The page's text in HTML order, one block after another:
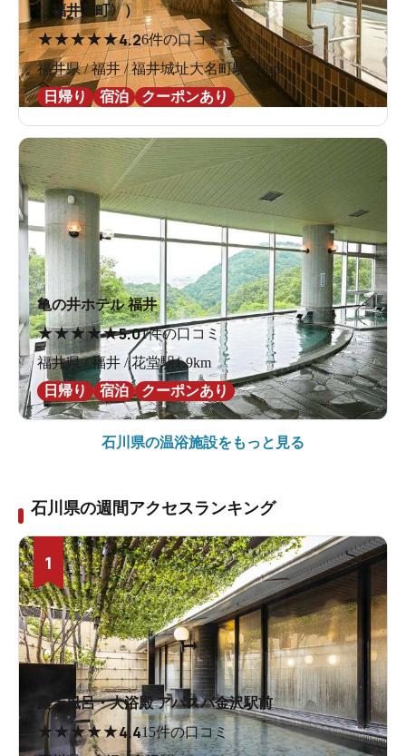
〈福井片町〉）
★★★★★4.26件の口コミ
福井県 / 福井 / 福井城址大名町駅253m
日帰り
宿泊 クーポンあり
亀の井ホテル 福井
★★★★★5.01件の口コミ
福井県 / 福井 / 花堂駅1.9km
日帰り
宿泊 クーポンあり
石川県の温浴施設をもっと見る
石川県の週間アクセスランキング
1
露天風呂・大浴殿 アパスパ金沢駅前
★ ★★★★4.415件の口コミ